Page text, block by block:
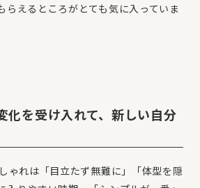
らえるところがとても気に入っていま
化を受け入れて、新しい自分
ゃれは「目立たず無難に」「体型を隠